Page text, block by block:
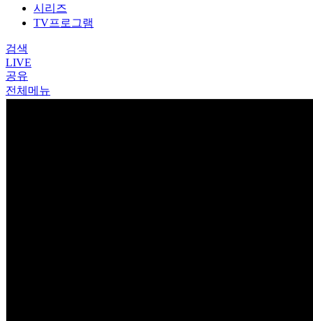
시리즈
TV프로그램
검색
LIVE
공유
전체메뉴